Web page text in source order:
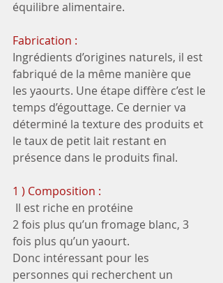
équilibre alimentaire.
Fabrication :
Ingrédients d’origines naturels, il est
fabriqué de la même manière que
les yaourts. Une étape diffère c’est le
temps d’égouttage. Ce dernier va
déterminé la texture des produits et
le taux de petit lait restant en
présence dans le produits final.
1 ) Composition :
Il est riche en protéine
2 fois plus qu’un fromage blanc, 3
fois plus qu’un yaourt.
Donc intéressant pour les
personnes qui recherchent un